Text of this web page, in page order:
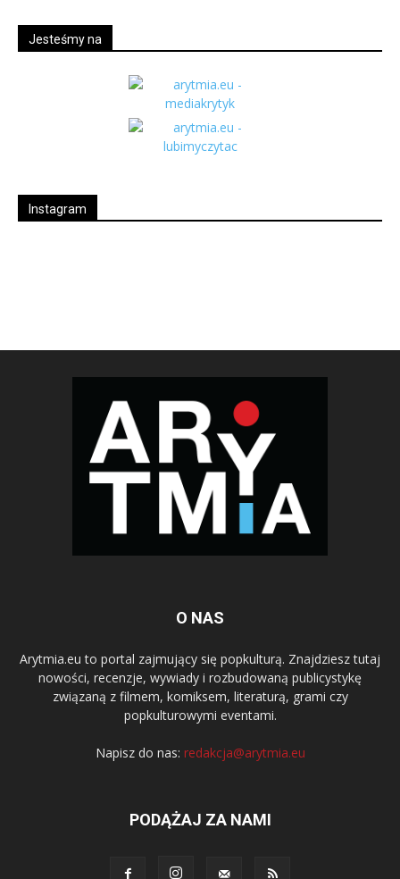
Jesteśmy na
Instagram
O NAS
Arytmia.eu to portal zajmujący się popkulturą. Znajdziesz tutaj
nowości, recenzje, wywiady i rozbudowaną publicystykę
związaną z filmem, komiksem, literaturą, grami czy
popkulturowymi eventami.
Napisz do nas: redakcja@arytmia.eu
PODĄŻAJ ZA NAMI